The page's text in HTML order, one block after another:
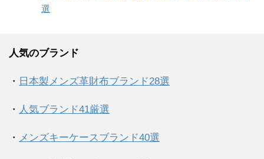
選
人気のブランド
・ 日本製メンズ革財布ブランド28選
・ 人気ブランド41厳選
・ メンズキーケースブランド40選